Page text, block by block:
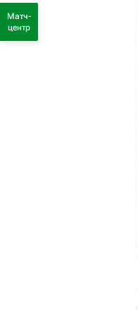
Матч-
центр